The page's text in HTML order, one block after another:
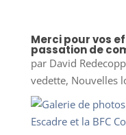
Merci pour vos
passation de
par David Redecopp
vedette, Nouvelles